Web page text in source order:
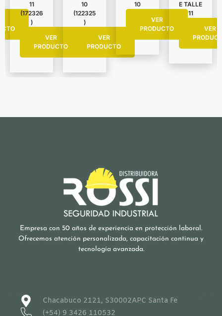
11
(172326
)
VER
PRODUCTO
10
(122325
)
VER
PRODUCTO
10
VER
PRODUCTO
E TALLE
11
VER
Empresa con 50 años de experiencia en protección laboral.
Ofrecemos atención personalizada, capacitación continua y
tecnología avanzada.
Chacabuco 2121, S30002APC Santa Fe
(+54) 9 3426 110532